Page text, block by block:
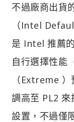
不過廠商出貨
（Intel
是 Intel 推薦
自行選擇性能
（Extreme
調高至 PL2
設置，不過僅